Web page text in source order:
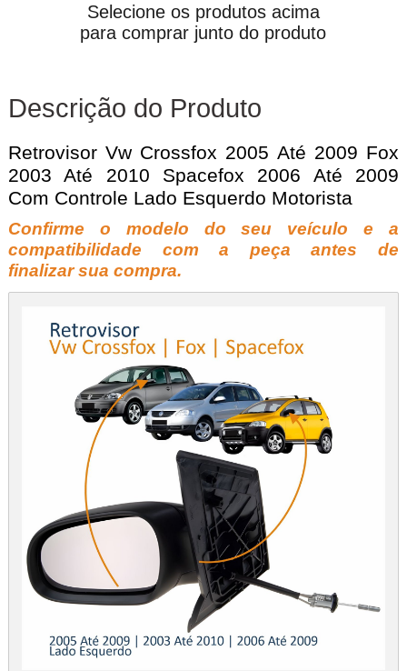
Selecione os produtos acima
para comprar junto do produto
Descrição do Produto
Retrovisor Vw Crossfox 2005 Até 2009 Fox
2003 Até 2010 Spacefox 2006 Até 2009
Com Controle Lado Esquerdo Motorista
Confirme o modelo do seu veículo e a
compatibilidade com a peça antes de
finalizar sua compra.